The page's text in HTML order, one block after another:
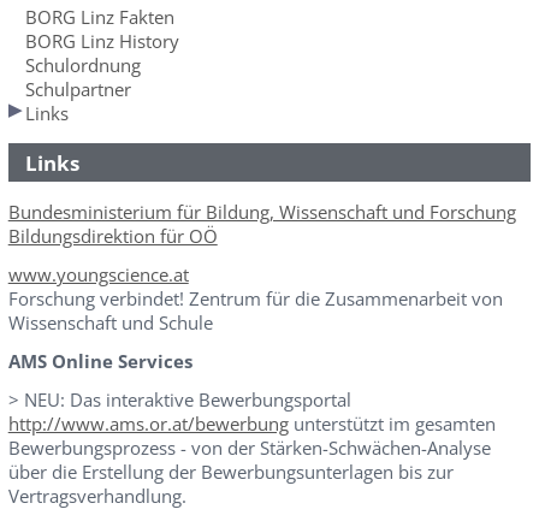
BORG Linz Fakten
BORG Linz History
Schulordnung
Schulpartner
Links
Links
Bundesministerium für Bildung, Wissenschaft und Forschung
Bildungsdirektion für OÖ
www.youngscience.at
Forschung verbindet! Zentrum für die Zusammenarbeit von
Wissenschaft und Schule
AMS Online Services
> NEU: Das interaktive Bewerbungsportal
http://www.ams.or.at/bewerbungunterstützt im gesamten
Bewerbungsprozess - von der Stärken-Schwächen-Analyse
über die Erstellung der Bewerbungsunterlagen bis zur
Vertragsverhandlung.